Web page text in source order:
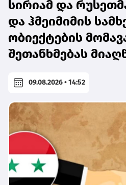
სირიამ და
და ჰმეიმიმის
ობიექტების
შეთანხმებას
09.08.2026 • 14:52